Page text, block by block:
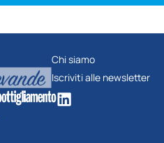
Chi siamo
Iscriviti alle newsletter